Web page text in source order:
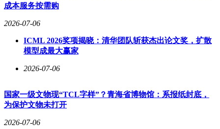
成本服务按需购
2026-07-06
ICML 2026奖项揭晓：清华团队斩获杰出论文奖，扩散
模型成最大赢家
2026-07-06
国家一级文物现“TCL字样”？青海省博物馆：系报纸封底，
为保护文物未打开
2026-07-06